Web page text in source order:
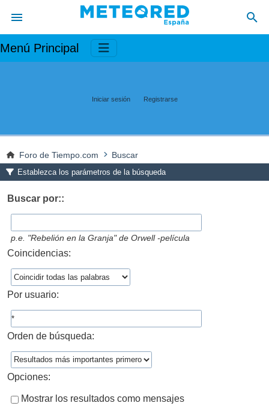
Menú Principal
Iniciar sesión Registrarse
Foro de Tiempo.com Buscar
Establezca los parámetros de la búsqueda
Buscar por::
p.e. "Rebelión en la Granja" de Orwell -película
Coincidencias:
Por usuario:
Orden de búsqueda:
Opciones:
Mostrar los resultados como mensajes